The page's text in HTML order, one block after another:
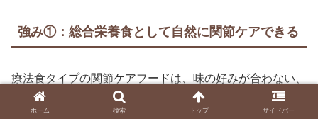
強み①：総合栄養食として自然に関節ケアできる
療法食タイプの関節ケアフードは、味の好みが合わない、
長期継続が難しいといった課題があります。
ホーム 検索 トップ サイドバー